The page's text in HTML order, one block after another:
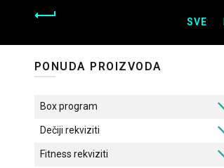
SVE
PONUDA PROIZVODA
Box program
Dečiji rekviziti
Fitness rekviziti